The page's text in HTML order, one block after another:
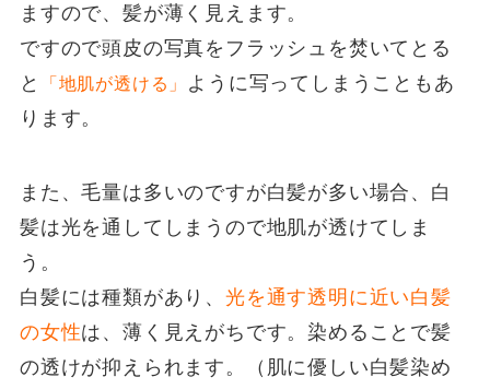
ますので、髪が薄く見えます。
ですので頭皮の写真をフラッシュを焚いてとる
と
「地肌が透ける」
ように写ってしまうこともあ
ります。
また、毛量は多いのですが白髪が多い場合、白
髪は光を通してしまうので地肌が透けてしま
う。
白髪には種類があり、 光を通す透明に近い白髪
の女性は、薄く見えがちです。染めることで髪
の透けが抑えられます。（肌に優しい白髪染め